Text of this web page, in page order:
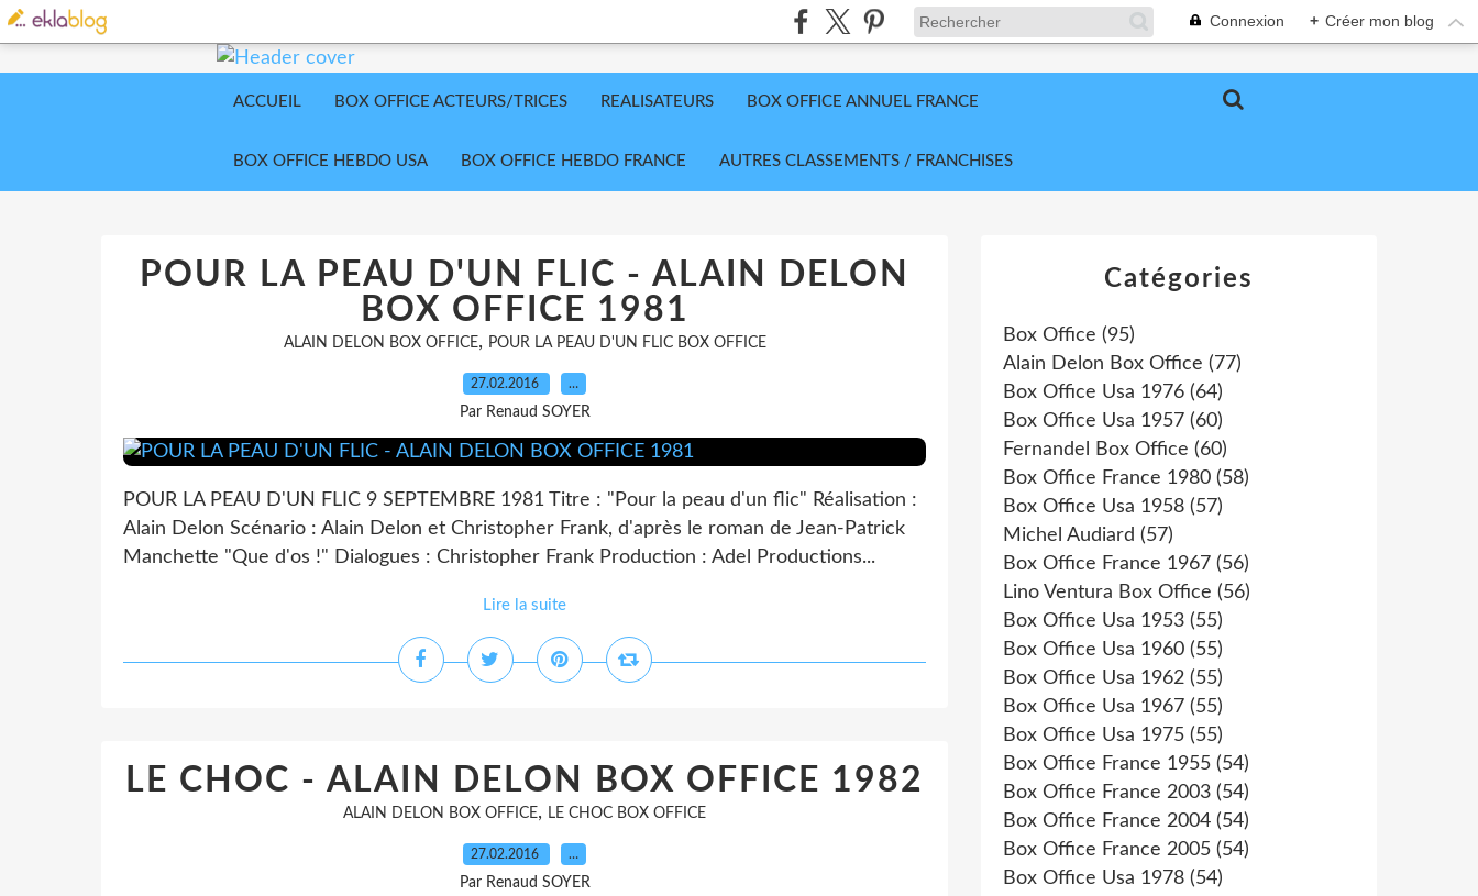
Connexion + Créer mon blog
ACCUEIL BOX OFFICE ACTEURS/TRICES REALISATEURS BOX OFFICE ANNUEL FRANCE
BOX OFFICE HEBDO USA BOX OFFICE HEBDO FRANCE AUTRES CLASSEMENTS / FRANCHISES
POUR LA PEAU D'UN FLIC - ALAIN DELON
BOX OFFICE 1981
ALAIN DELON BOX OFFICE, POUR LA PEAU D'UN FLIC BOX OFFICE
27.02.2016 …
Par Renaud SOYER
POUR LA PEAU D'UN FLIC 9 SEPTEMBRE 1981 Titre : "Pour la peau d'un flic" Réalisation :
Alain Delon Scénario : Alain Delon et Christopher Frank, d'après le roman de Jean-Patrick
Manchette "Que d'os !" Dialogues : Christopher Frank Production : Adel Productions...
Lire la suite
LE CHOC - ALAIN DELON BOX OFFICE 1982
ALAIN DELON BOX OFFICE, LE CHOC BOX OFFICE
27.02.2016 …
Par Renaud SOYER
Catégories
Box Office (95)
Alain Delon Box Office (77)
Box Office Usa 1976 (64)
Box Office Usa 1957 (60)
Fernandel Box Office (60)
Box Office France 1980 (58)
Box Office Usa 1958 (57)
Michel Audiard (57)
Box Office France 1967 (56)
Lino Ventura Box Office (56)
Box Office Usa 1953 (55)
Box Office Usa 1960 (55)
Box Office Usa 1962 (55)
Box Office Usa 1967 (55)
Box Office Usa 1975 (55)
Box Office France 1955 (54)
Box Office France 2003 (54)
Box Office France 2004 (54)
Box Office France 2005 (54)
Box Office Usa 1978 (54)